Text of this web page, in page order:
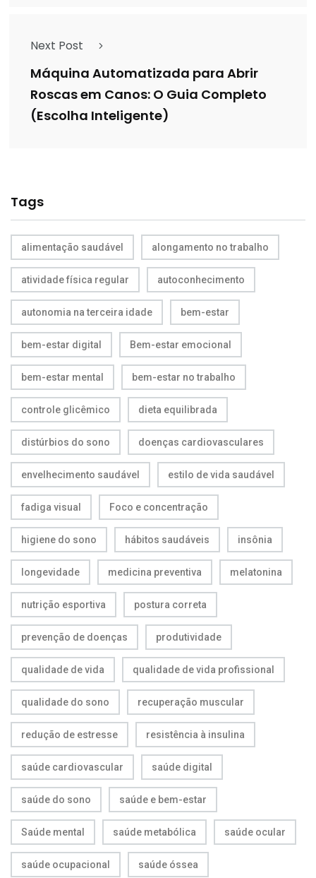
Next Post
Máquina Automatizada para Abrir
Roscas em Canos: O Guia Completo
(Escolha Inteligente)
Tags
alimentação saudável alongamento no trabalho
atividade física regular autoconhecimento
autonomia na terceira idade bem-estar
bem-estar digital Bem-estar emocional
bem-estar mental bem-estar no trabalho
controle glicêmico dieta equilibrada
distúrbios do sono doenças cardiovasculares
envelhecimento saudável estilo de vida saudável
fadiga visual Foco e concentração
higiene do sono hábitos saudáveis insônia
longevidade medicina preventiva melatonina
nutrição esportiva postura correta
prevenção de doenças produtividade
qualidade de vida qualidade de vida profissional
qualidade do sono recuperação muscular
redução de estresse resistência à insulina
saúde cardiovascular saúde digital
saúde do sono saúde e bem-estar
Saúde mental saúde metabólica saúde ocular
saúde ocupacional saúde óssea